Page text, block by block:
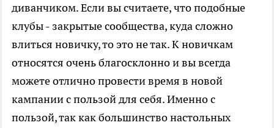
диванчиком. Если вы считаете, что подобные
клубы - закрытые сообщества, куда сложно
влиться новичку, то это не так. К новичкам
относятся очень благосклонно и вы всегда
можете отлично провести время в новой
кампании с пользой для себя. Именно с
пользой, так как большинство настольных